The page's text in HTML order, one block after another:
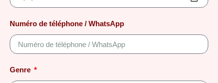
Numéro de téléphone / WhatsApp
Genre